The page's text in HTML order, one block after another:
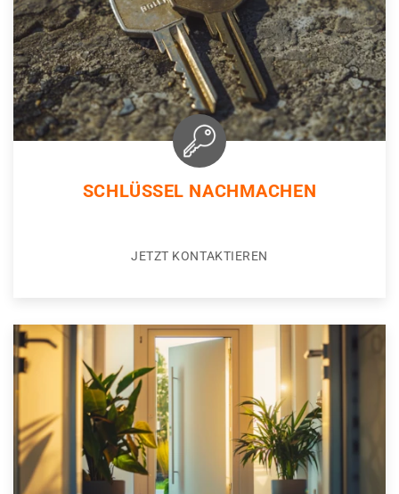
SCHLÜSSEL NACHMACHEN
JETZT KONTAKTIEREN